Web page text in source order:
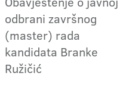
odbrani završnog
(master) rada
kandidata Branke
Ružičić